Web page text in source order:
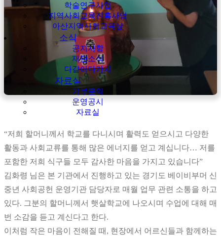
학술연구사업
지역사회교육진흥사업
아산지역사회교육상
소식
공지사항
재단소식
다같이다가치
자료실
기부문의
운영공시
자료실
“저희 할머니께서 학교를 다니시며 활력도 얻으시고 다양한
활동과 사회교류를 통해 많은 에너지를 얻고 계십니다… 저를
포함한 저희 식구들 모두 감사한 마음을 가지고 있습니다”
김화령 님은 본 기관에서 진행하고 있는 경기도 베이비부머 신
중년 사회공헌 운영기관 담당자로 매월 업무 관련 소통을 하고
있다. 그분의 할머니께서 햇살학교에 나오시며 수업에 대해 매
번 소감을 듣고 계신다고 한다.
이처럼 작은 마음이 전해질 때, 현장에서 어르신들과 함께하는